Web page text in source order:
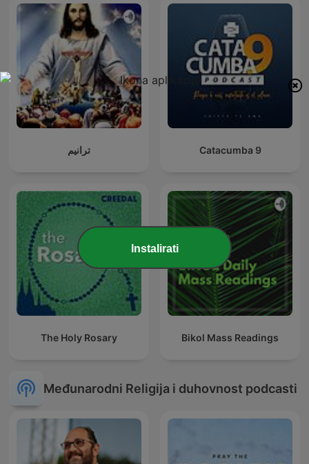
ترانيم Catacumba 9
The Holy Rosary Bikol Mass Readings
Međunarodni Religija i duhovnost podcasti
Instalirati